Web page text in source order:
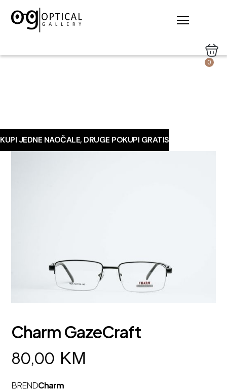
0
KUPI JEDNE NAOČALE, DRUGE POKUPI GRATIS
Charm GazeCraft
80,00 KM
BRENDCharm